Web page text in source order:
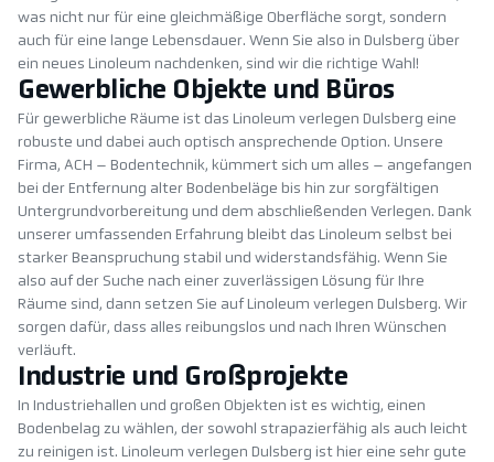
was nicht nur für eine gleichmäßige Oberfläche sorgt, sondern
auch für eine lange Lebensdauer. Wenn Sie also in Dulsberg über
ein neues Linoleum nachdenken, sind wir die richtige Wahl!
Gewerbliche Objekte und Büros
Für gewerbliche Räume ist das Linoleum verlegen Dulsberg eine
robuste und dabei auch optisch ansprechende Option. Unsere
Firma, ACH – Bodentechnik, kümmert sich um alles – angefangen
bei der Entfernung alter Bodenbeläge bis hin zur sorgfältigen
Untergrundvorbereitung und dem abschließenden Verlegen. Dank
unserer umfassenden Erfahrung bleibt das Linoleum selbst bei
starker Beanspruchung stabil und widerstandsfähig. Wenn Sie
also auf der Suche nach einer zuverlässigen Lösung für Ihre
Räume sind, dann setzen Sie auf Linoleum verlegen Dulsberg. Wir
sorgen dafür, dass alles reibungslos und nach Ihren Wünschen
verläuft.
Industrie und Großprojekte
In Industriehallen und großen Objekten ist es wichtig, einen
Bodenbelag zu wählen, der sowohl strapazierfähig als auch leicht
zu reinigen ist. Linoleum verlegen Dulsberg ist hier eine sehr gute